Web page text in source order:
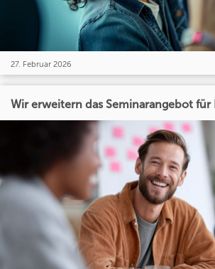
27. Februar 2026
Wir erweitern das Seminarangebot für